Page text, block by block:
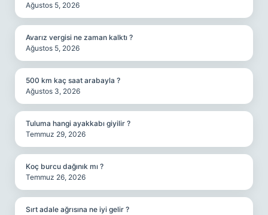
Ağustos 5, 2026
Avarız vergisi ne zaman kalktı ?
Ağustos 5, 2026
500 km kaç saat arabayla ?
Ağustos 3, 2026
Tuluma hangi ayakkabı giyilir ?
Temmuz 29, 2026
Koç burcu dağınık mı ?
Temmuz 26, 2026
Sırt adale ağrısına ne iyi gelir ?